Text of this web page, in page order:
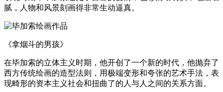
腻，人物和风景刻画得非常生动逼真。
《拿烟斗的男孩》
在毕加索的立体主义时期，他开创了一个新的时代，他抛弃了
西方传统绘画的造型法则，用极端变形和夸张的艺术手法，表
现畸形的资本主义社会和扭曲了的人与人之间的关系方面。